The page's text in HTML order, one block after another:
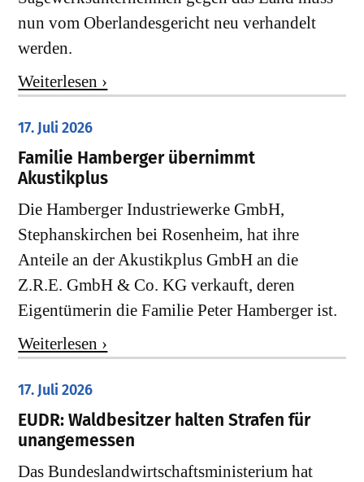
nun vom Oberlandesgericht neu verhandelt
werden.
Weiterlesen ›
17. Juli 2026
Familie Hamberger übernimmt
Akustikplus
Die Hamberger Industriewerke GmbH,
Stephanskirchen bei Rosenheim, hat ihre
Anteile an der Akustikplus GmbH an die
Z.R.E. GmbH & Co. KG verkauft, deren
Eigentümerin die Familie Peter Hamberger ist.
Weiterlesen ›
17. Juli 2026
EUDR: Waldbesitzer halten Strafen für
unangemessen
Das Bundeslandwirtschaftsministerium hat